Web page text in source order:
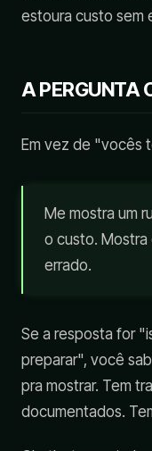
estoura custo sem
A PERGUNTA
Em vez de "vocês
Me mostra um
o custo.
errado.
Se a resposta for
preparar", você
pra mostrar. Tem
documentados.